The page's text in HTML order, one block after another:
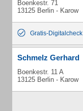
Boenkestr. 71
13125 Berlin - Karow
Gratis-Digitalcheck
Schmelz Gerhard
Boenkestr. 11 A
13125 Berlin - Karow